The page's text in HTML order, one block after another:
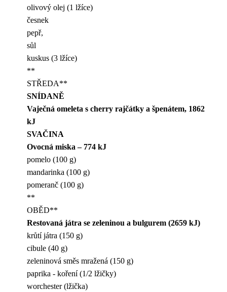
olivový olej (1 lžíce)
česnek
pepř,
sůl
kuskus (3 lžíce)
**
STŘEDA**
SNÍDANĚ
Vaječná omeleta s cherry rajčátky a špenátem, 1862
kJ
SVAČINA
Ovocná miska – 774 kJ
pomelo (100 g)
mandarinka (100 g)
pomeranč (100 g)
**
OBĚD**
Restovaná játra se zeleninou a bulgurem (2659 kJ)
krůtí játra (150 g)
cibule (40 g)
zeleninová směs mražená (150 g)
paprika - koření (1/2 lžičky)
worchester (lžička)